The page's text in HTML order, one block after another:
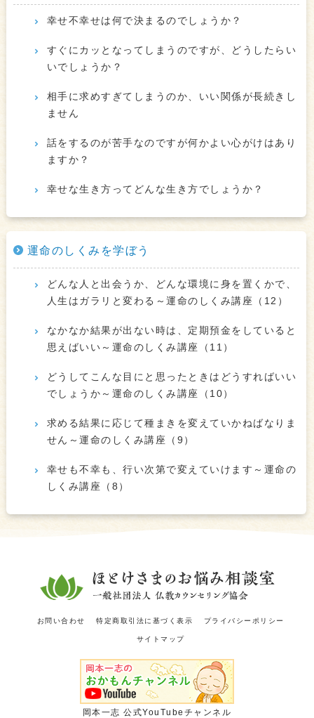
幸せ不幸せは何で決まるのでしょうか？
すぐにカッとなってしまうのですが、どうしたらい
いでしょうか？
相手に求めすぎてしまうのか、いい関係が長続きし
ません
話をするのが苦手なのですが何かよい心がけはあり
ますか？
幸せな生き方ってどんな生き方でしょうか？
運命のしくみを学ぼう
どんな人と出会うか、どんな環境に身を置くかで、
人生はガラリと変わる～運命のしくみ講座（12）
なかなか結果が出ない時は、定期預金をしていると
思えばいい～運命のしくみ講座（11）
どうしてこんな目にと思ったときはどうすればいい
でしょうか～運命のしくみ講座（10）
求める結果に応じて種まきを変えていかねばなりま
せん～運命のしくみ講座（9）
幸せも不幸も、行い次第で変えていけます～運命の
しくみ講座（8）
お問い合わせ 特定商取引法に基づく表示 プライバシーポリシー
サイトマップ
岡本一志 公式YouTubeチャンネル